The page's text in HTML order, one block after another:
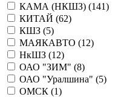
КАМА (НКШЗ) (141)
КИТАЙ (62)
КШЗ (5)
МАЯКАВТО (12)
НкШЗ (12)
ОАО "ЗИМ" (8)
ОАО "Уралшина" (5)
ОМСК (1)